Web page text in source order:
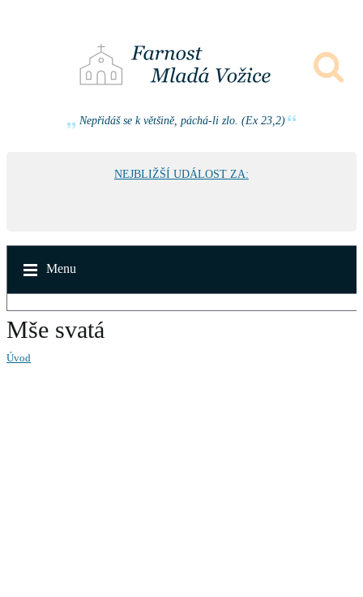
Nepřidáš se k většině, páchá-li zlo. (Ex 23,2)
NEJBLIŽŠÍ UDÁLOST ZA:
Menu
Mše svatá
Úvod